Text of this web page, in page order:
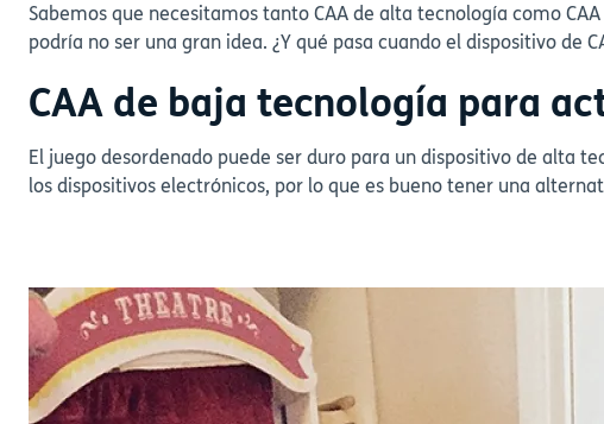
Sabemos que necesitamos tanto CAA de alta tecnología como
podría no ser una gran idea. ¿Y qué pasa cuando el dispositivo de
CAA de baja tecnología para
El juego desordenado puede ser duro para un dispositivo de alta
los dispositivos electrónicos, por lo que es bueno tener una